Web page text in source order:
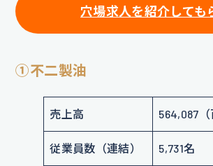
穴場求人を紹介しても
①不二製油
売上高 564,087（
従業員数（連結） 5,731名